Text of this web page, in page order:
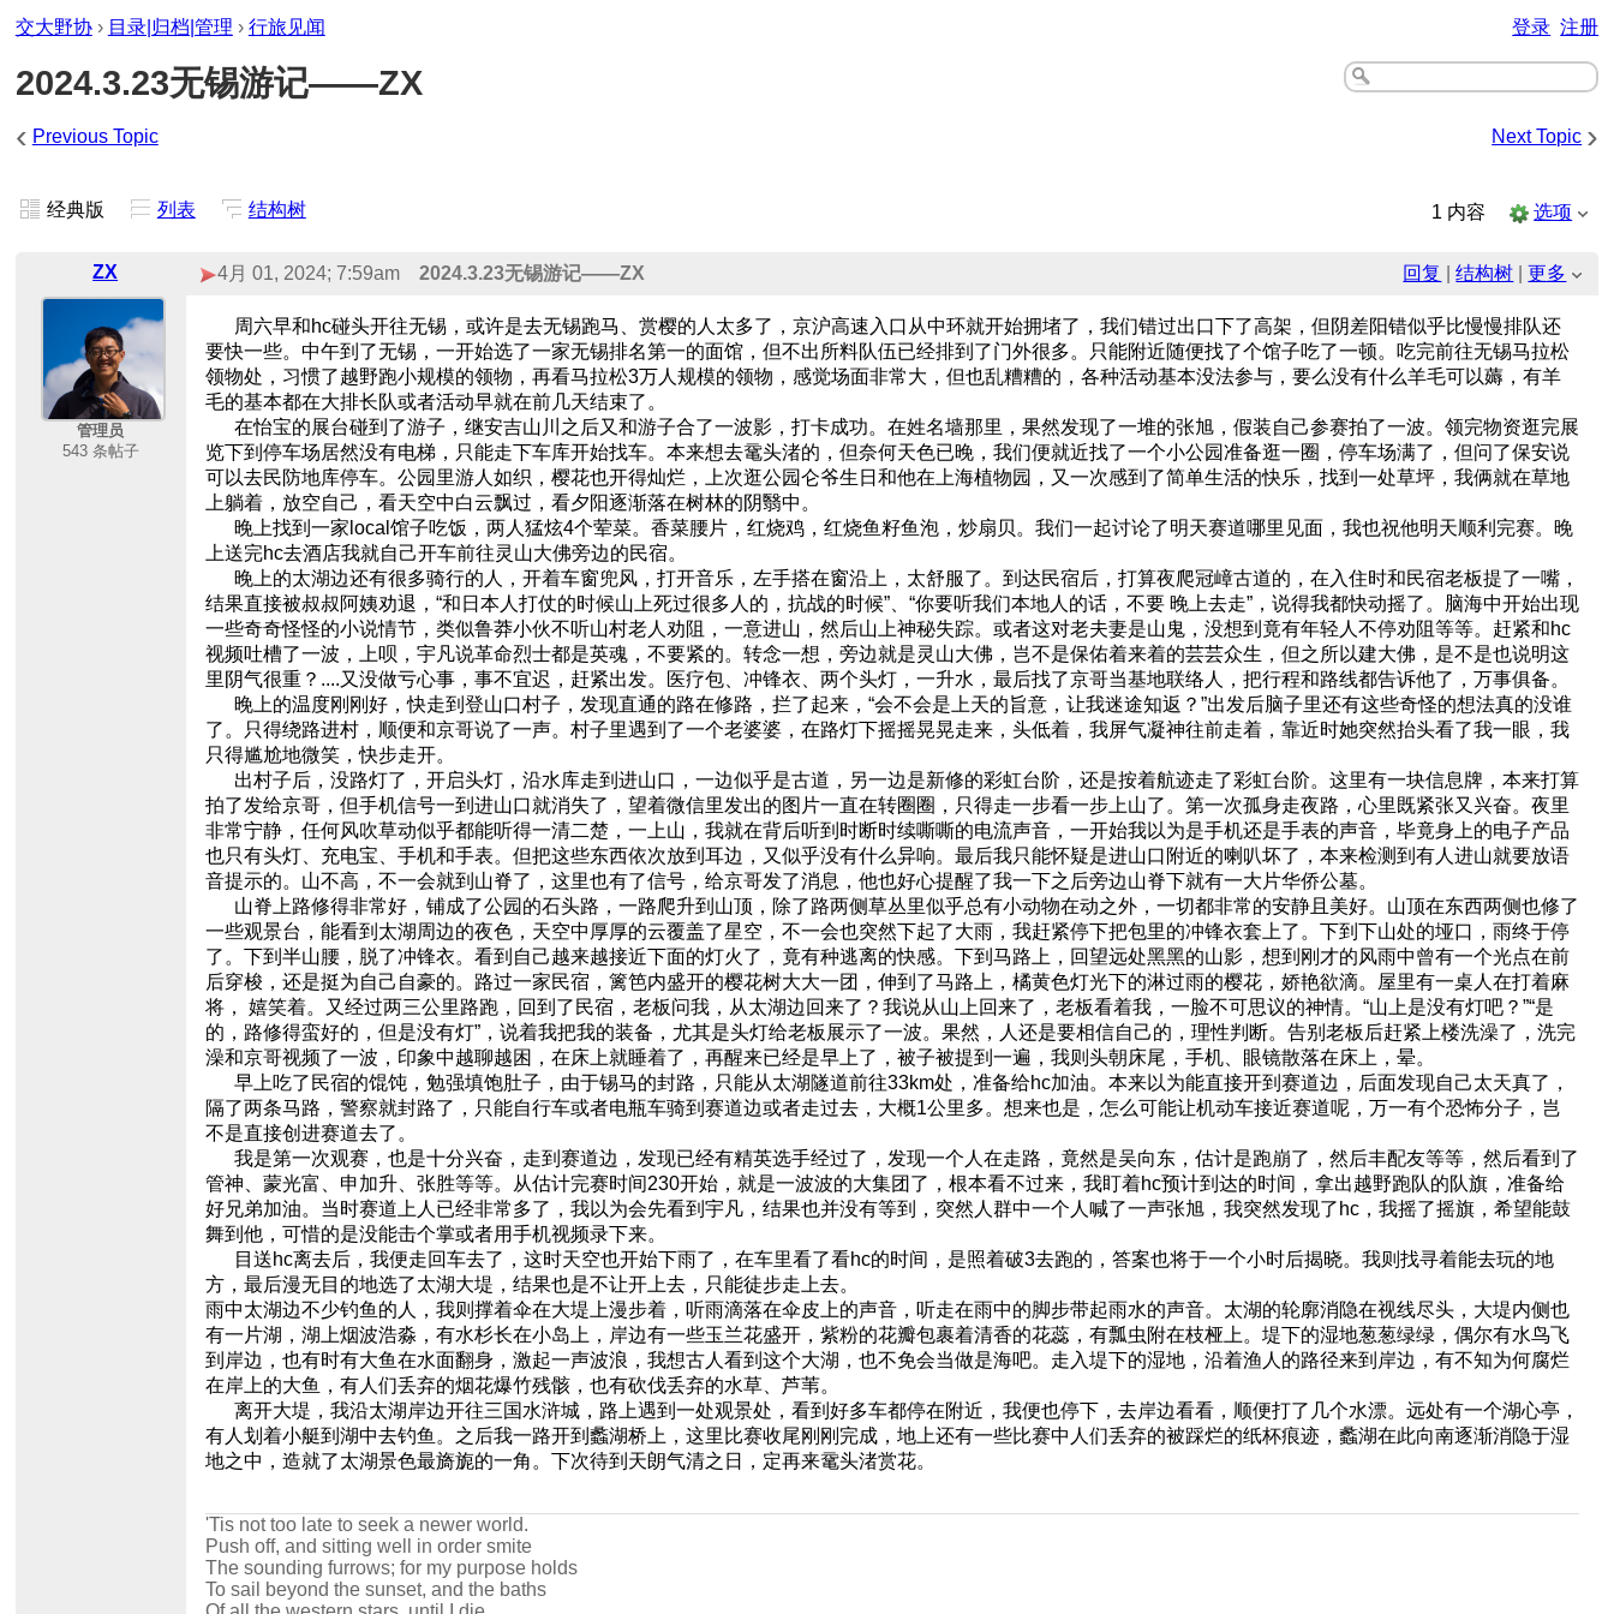
交大野协 › 目录|归档|管理 › 行旅见闻 登录 注册
2024.3.23无锡游记——ZX
‹ Previous Topic Next Topic ›
经典版 列表 结构树 1 内容 选项
ZX 回复 |结构树 |更多
4月 01, 2024; 7:59am 2024.3.23无锡游记——ZX
管理员
543 条帖子
周六早和hc碰头开往无锡，或许是去无锡跑马、赏樱的人太多了，京沪高速入口从中环就开始拥堵了，我们错过出口下了高架，但阴差阳错似乎比慢慢排队还
要快一些。中午到了无锡，一开始选了一家无锡排名第一的面馆，但不出所料队伍已经排到了门外很多。只能附近随便找了个馆子吃了一顿。吃完前往无锡马拉松
领物处，习惯了越野跑小规模的领物，再看马拉松3万人规模的领物，感觉场面非常大，但也乱糟糟的，各种活动基本没法参与，要么没有什么羊毛可以薅，有羊
毛的基本都在大排长队或者活动早就在前几天结束了。
在怡宝的展台碰到了游子，继安吉山川之后又和游子合了一波影，打卡成功。在姓名墙那里，果然发现了一堆的张旭，假装自己参赛拍了一波。领完物资逛完展
览下到停车场居然没有电梯，只能走下车库开始找车。本来想去鼋头渚的，但奈何天色已晚，我们便就近找了一个小公园准备逛一圈，停车场满了，但问了保安说
可以去民防地库停车。公园里游人如织，樱花也开得灿烂，上次逛公园仑爷生日和他在上海植物园，又一次感到了简单生活的快乐，找到一处草坪，我俩就在草地
上躺着，放空自己，看天空中白云飘过，看夕阳逐渐落在树林的阴翳中。
晚上找到一家local馆子吃饭，两人猛炫4个荤菜。香菜腰片，红烧鸡，红烧鱼籽鱼泡，炒扇贝。我们一起讨论了明天赛道哪里见面，我也祝他明天顺利完赛。晚
上送完hc去酒店我就自己开车前往灵山大佛旁边的民宿。
晚上的太湖边还有很多骑行的人，开着车窗兜风，打开音乐，左手搭在窗沿上，太舒服了。到达民宿后，打算夜爬冠嶂古道的，在入住时和民宿老板提了一嘴，
结果直接被叔叔阿姨劝退，“和日本人打仗的时候山上死过很多人的，抗战的时候”、“你要听我们本地人的话，不要 晚上去走”，说得我都快动摇了。脑海中开始出现
一些奇奇怪怪的小说情节，类似鲁莽小伙不听山村老人劝阻，一意进山，然后山上神秘失踪。或者这对老夫妻是山鬼，没想到竟有年轻人不停劝阻等等。赶紧和hc
视频吐槽了一波，上呗，宇凡说革命烈士都是英魂，不要紧的。转念一想，旁边就是灵山大佛，岂不是保佑着来着的芸芸众生，但之所以建大佛，是不是也说明这
里阴气很重？....又没做亏心事，事不宜迟，赶紧出发。医疗包、冲锋衣、两个头灯，一升水，最后找了京哥当基地联络人，把行程和路线都告诉他了，万事俱备。
晚上的温度刚刚好，快走到登山口村子，发现直通的路在修路，拦了起来，“会不会是上天的旨意，让我迷途知返？”出发后脑子里还有这些奇怪的想法真的没谁
了。只得绕路进村，顺便和京哥说了一声。村子里遇到了一个老婆婆，在路灯下摇摇晃晃走来，头低着，我屏气凝神往前走着，靠近时她突然抬头看了我一眼，我
只得尴尬地微笑，快步走开。
出村子后，没路灯了，开启头灯，沿水库走到进山口，一边似乎是古道，另一边是新修的彩虹台阶，还是按着航迹走了彩虹台阶。这里有一块信息牌，本来打算
拍了发给京哥，但手机信号一到进山口就消失了，望着微信里发出的图片一直在转圈圈，只得走一步看一步上山了。第一次孤身走夜路，心里既紧张又兴奋。夜里
非常宁静，任何风吹草动似乎都能听得一清二楚，一上山，我就在背后听到时断时续嘶嘶的电流声音，一开始我以为是手机还是手表的声音，毕竟身上的电子产品
也只有头灯、充电宝、手机和手表。但把这些东西依次放到耳边，又似乎没有什么异响。最后我只能怀疑是进山口附近的喇叭坏了，本来检测到有人进山就要放语
音提示的。山不高，不一会就到山脊了，这里也有了信号，给京哥发了消息，他也好心提醒了我一下之后旁边山脊下就有一大片华侨公墓。
山脊上路修得非常好，铺成了公园的石头路，一路爬升到山顶，除了路两侧草丛里似乎总有小动物在动之外，一切都非常的安静且美好。山顶在东西两侧也修了
一些观景台，能看到太湖周边的夜色，天空中厚厚的云覆盖了星空，不一会也突然下起了大雨，我赶紧停下把包里的冲锋衣套上了。下到下山处的垭口，雨终于停
了。下到半山腰，脱了冲锋衣。看到自己越来越接近下面的灯火了，竟有种逃离的快感。下到马路上，回望远处黑黑的山影，想到刚才的风雨中曾有一个光点在前
后穿梭，还是挺为自己自豪的。路过一家民宿，篱笆内盛开的樱花树大大一团，伸到了马路上，橘黄色灯光下的淋过雨的樱花，娇艳欲滴。屋里有一桌人在打着麻
将， 嬉笑着。又经过两三公里路跑，回到了民宿，老板问我，从太湖边回来了？我说从山上回来了，老板看着我，一脸不可思议的神情。“山上是没有灯吧？”“是
的，路修得蛮好的，但是没有灯”，说着我把我的装备，尤其是头灯给老板展示了一波。果然，人还是要相信自己的，理性判断。告别老板后赶紧上楼洗澡了，洗完
澡和京哥视频了一波，印象中越聊越困，在床上就睡着了，再醒来已经是早上了，被子被提到一遍，我则头朝床尾，手机、眼镜散落在床上，晕。
早上吃了民宿的馄饨，勉强填饱肚子，由于锡马的封路，只能从太湖隧道前往33km处，准备给hc加油。本来以为能直接开到赛道边，后面发现自己太天真了，
隔了两条马路，警察就封路了，只能自行车或者电瓶车骑到赛道边或者走过去，大概1公里多。想来也是，怎么可能让机动车接近赛道呢，万一有个恐怖分子，岂
不是直接创进赛道去了。
我是第一次观赛，也是十分兴奋，走到赛道边，发现已经有精英选手经过了，发现一个人在走路，竟然是吴向东，估计是跑崩了，然后丰配友等等，然后看到了
管神、蒙光富、申加升、张胜等等。从估计完赛时间230开始，就是一波波的大集团了，根本看不过来，我盯着hc预计到达的时间，拿出越野跑队的队旗，准备给
好兄弟加油。当时赛道上人已经非常多了，我以为会先看到宇凡，结果也并没有等到，突然人群中一个人喊了一声张旭，我突然发现了hc，我摇了摇旗，希望能鼓
舞到他，可惜的是没能击个掌或者用手机视频录下来。
目送hc离去后，我便走回车去了，这时天空也开始下雨了，在车里看了看hc的时间，是照着破3去跑的，答案也将于一个小时后揭晓。我则找寻着能去玩的地
方，最后漫无目的地选了太湖大堤，结果也是不让开上去，只能徒步走上去。
雨中太湖边不少钓鱼的人，我则撑着伞在大堤上漫步着，听雨滴落在伞皮上的声音，听走在雨中的脚步带起雨水的声音。太湖的轮廓消隐在视线尽头，大堤内侧也
有一片湖，湖上烟波浩淼，有水杉长在小岛上，岸边有一些玉兰花盛开，紫粉的花瓣包裹着清香的花蕊，有瓢虫附在枝桠上。堤下的湿地葱葱绿绿，偶尔有水鸟飞
到岸边，也有时有大鱼在水面翻身，激起一声波浪，我想古人看到这个大湖，也不免会当做是海吧。走入堤下的湿地，沿着渔人的路径来到岸边，有不知为何腐烂
在岸上的大鱼，有人们丢弃的烟花爆竹残骸，也有砍伐丢弃的水草、芦苇。
离开大堤，我沿太湖岸边开往三国水浒城，路上遇到一处观景处，看到好多车都停在附近，我便也停下，去岸边看看，顺便打了几个水漂。远处有一个湖心亭，
有人划着小艇到湖中去钓鱼。之后我一路开到蠡湖桥上，这里比赛收尾刚刚完成，地上还有一些比赛中人们丢弃的被踩烂的纸杯痕迹，蠡湖在此向南逐渐消隐于湿
地之中，造就了太湖景色最旖旎的一角。下次待到天朗气清之日，定再来鼋头渚赏花。
'Tis not too late to seek a newer world.
Push off, and sitting well in order smite
The sounding furrows; for my purpose holds
To sail beyond the sunset, and the baths